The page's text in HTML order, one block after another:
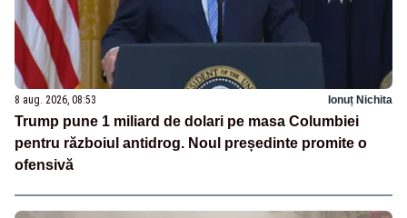
8 aug. 2026, 08:53 Ionuț Nichita
Trump pune 1 miliard de dolari pe masa Columbiei
pentru războiul antidrog. Noul președinte promite o
ofensivă